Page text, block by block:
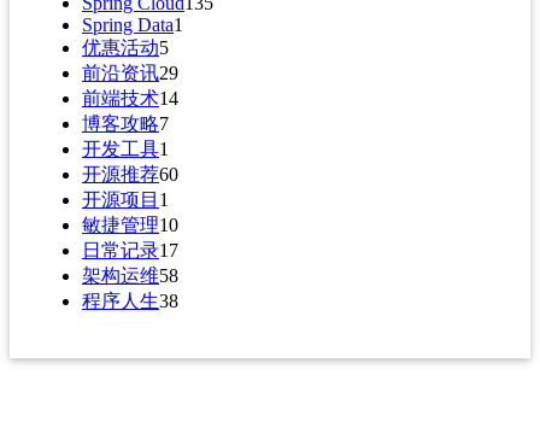
Spring Data1
优惠活动5
前沿资讯29
前端技术14
博客攻略7
开发工具1
开源推荐60
开源项目 1
敏捷管理10
日常记录17
架构运维58
程序人生38